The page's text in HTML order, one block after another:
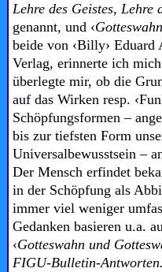
Lehre des Geistes, Lehre
genannt, und ‹
beide von ‹Billy› Eduard
Verlag, erinnerte ich
überlegte mir, ob die
auf das Wirken resp.
Schöpfungsformen–
bis zur tiefsten Form
Universalbewusstsein –
Der Mensch erfindet
in der Schöpfung als
immer viel weniger
Gedanken basieren u.a.
‹Gotteswahn und
FIGU-Bulletin-